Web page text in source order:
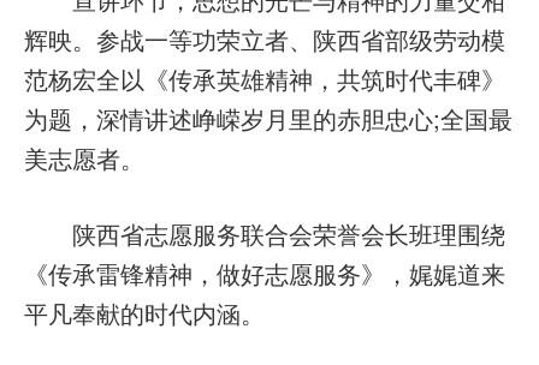
辉映。参战一等功荣立者、陕西省部级劳动模
范杨宏全以《传承英雄精神，共筑时代丰碑》
为题，深情讲述峥嵘岁月里的赤胆忠心;全国最
美志愿者。
陕西省志愿服务联合会荣誉会长班理围绕
《传承雷锋精神，做好志愿服务》，娓娓道来
平凡奉献的时代内涵。